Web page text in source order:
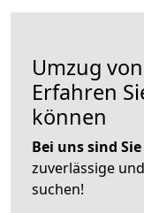
Umzug
Erfahren
können
Bei uns sind
zuverlässige
suchen!